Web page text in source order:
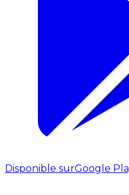
Disponible surGoogle